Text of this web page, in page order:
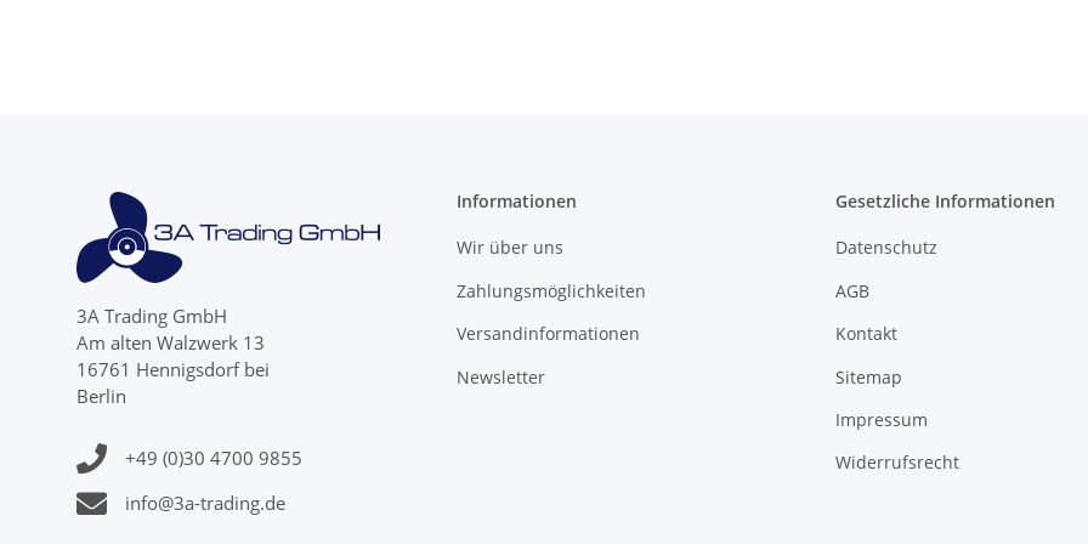
3A Trading GmbH
Am alten Walzwerk 13
16761 Hennigsdorf bei
Berlin
+49 (0)30 4700 9855
info@3a-trading.de
Informationen
Wir über uns
Zahlungsmöglichkeiten
Versandinformationen
Newsletter
Gesetzliche Informationen
Datenschutz
AGB
Kontakt
Sitemap
Impressum
Widerrufsrecht